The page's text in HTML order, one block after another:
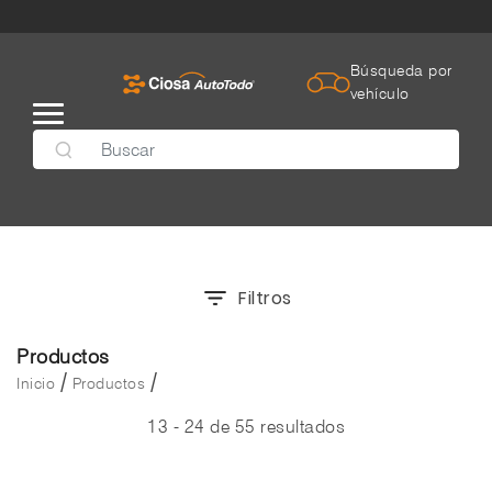
Búsqueda por
vehículo
Filtros
Productos
Inicio / Productos /
13 - 24 de 55 resultados